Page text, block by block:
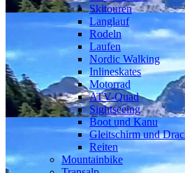
Skitouren
Langlauf
Rodeln
Laufen
Nordic Walking
Inlineskates
Motorrad
ATV-Quad
Sightseeing
Boot und Kanu
Gleitschirm und
Reiten
Mountainbike